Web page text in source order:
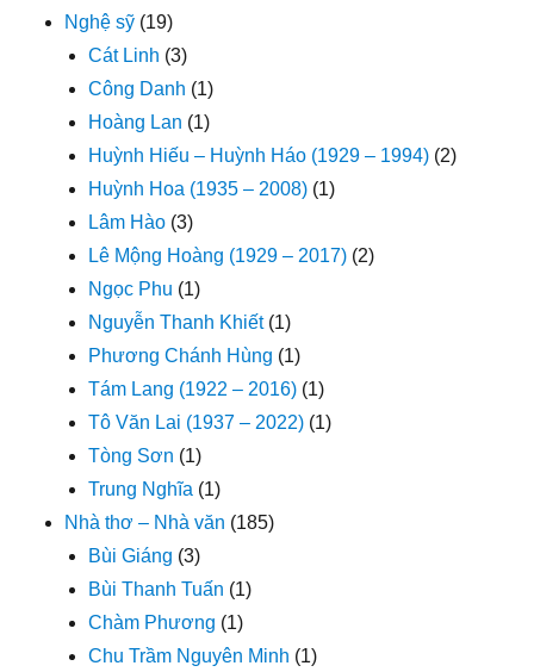
Nghệ sỹ (19)
Cát Linh (3)
Công Danh (1)
Hoàng Lan (1)
Huỳnh Hiếu – Huỳnh Háo (1929 – 1994) (2)
Huỳnh Hoa (1935 – 2008) (1)
Lâm Hào (3)
Lê Mộng Hoàng (1929 – 2017) (2)
Ngọc Phu (1)
Nguyễn Thanh Khiết(1)
Phương Chánh Hùng (1)
Tám Lang (1922 – 2016) (1)
Tô Văn Lai (1937 – 2022) (1)
Tòng Sơn (1)
Trung Nghĩa (1)
Nhà thơ – Nhà văn (185)
Bùi Giáng (3)
Bùi Thanh Tuấn (1)
Chàm Phương (1)
Chu Trầm Nguyên Minh (1)